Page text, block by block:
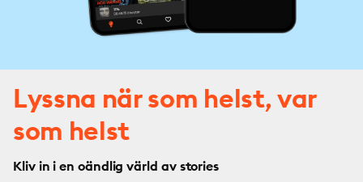
Lyssna när som helst, var
som helst
Kliv in i en oändlig värld av stories